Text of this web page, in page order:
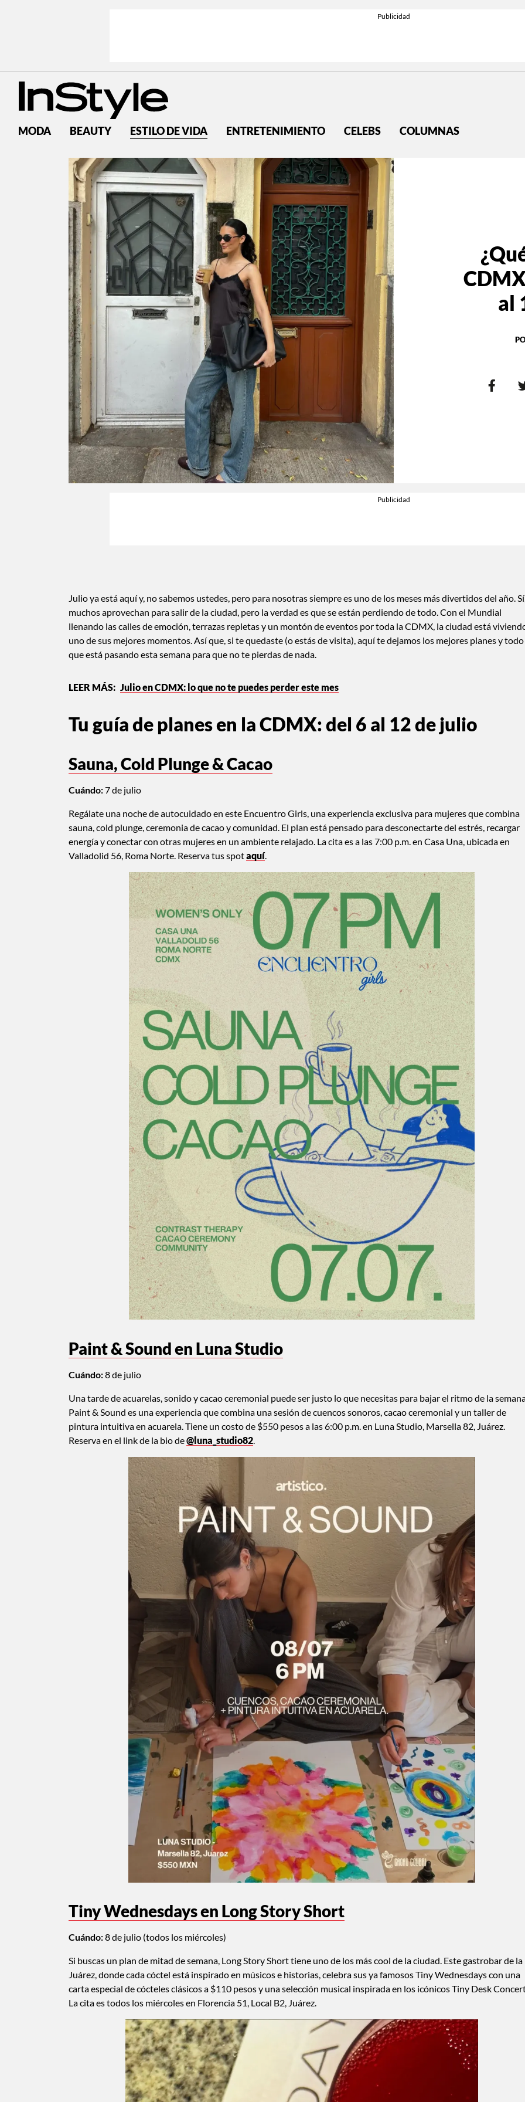
MODA BEAUTY ESTILO DE VIDA ENTRETENIMIENTO CELEBS COLUMNAS
al
Julio ya está aquí y, no sabemos ustedes, pero para nosotras siempre es uno de los meses más divertidos del año.
muchos aprovechan para salir de la ciudad, pero la verdad es que se están perdiendo de todo. Con el Mundial
llenando las calles de emoción, terrazas repletas y un montón de eventos por toda la CDMX, la ciudad está
uno de sus mejores momentos. Así que, si te quedaste (o estás de visita), aquí te dejamos los mejores planes y
que está pasando esta semana para que no te pierdas de nada.
Julio en CDMX: lo que no te puedes perder este mes
Tu guía de planes en la CDMX: del 6 al 12 de julio
Sauna, Cold Plunge & Cacao
Cuándo:7 de julio
Regálate una noche de autocuidado en este Encuentro Girls, una experiencia exclusiva para mujeres que combina
sauna, cold plunge, ceremonia de cacao y comunidad. El plan está pensado para desconectarte del estrés, recargar
energía y conectar con otras mujeres en un ambiente relajado. La cita es a las 7:00 p.m. en Casa Una, ubicada en
Valladolid 56, Roma Norte. Reserva tus spotaquí.
Paint & Sound en Luna Studio
Cuándo:8 de julio
Una tarde de acuarelas, sonido y cacao ceremonial puede ser justo lo que necesitas para bajar el ritmo de la
Paint & Sound es una experiencia que combina una sesión de cuencos sonoros, cacao ceremonial y un taller de
pintura intuitiva en acuarela. Tiene un costo de $550 pesos a las 6:00 p.m. en Luna Studio, Marsella 82, Juárez.
Reserva en el link de la bio de@luna_studio82
Tiny Wednesdays en Long Story Short
Cuándo:8 de julio (todos los miércoles)
Si buscas un plan de mitad de semana, Long Story Short tiene uno de los más cool de la ciudad. Este gastrobar de la
Juárez, donde cada cóctel está inspirado en músicos e historias, celebra sus ya famosos Tiny Wednesdays con una
carta especial de cócteles clásicos a $110 pesos y una selección musical inspirada en los icónicos Tiny Desk
La cita es todos los miércoles en Florencia 51, Local B2, Juárez.